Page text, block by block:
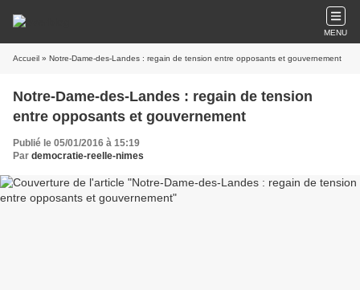
MENU
Accueil » Notre-Dame-des-Landes : regain de tension entre opposants et gouvernement
Notre-Dame-des-Landes : regain de tension
entre opposants et gouvernement
Publié le 05/01/2016 à 15:19
Par democratie-reelle-nimes